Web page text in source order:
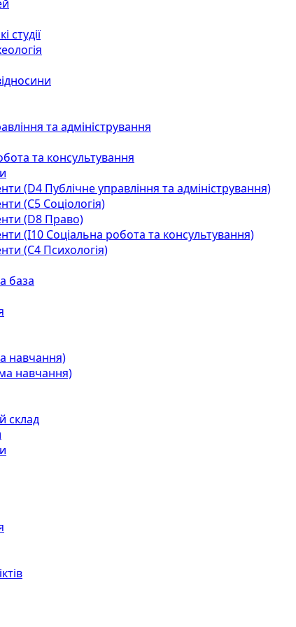
студії
та адміністрування
та консультування
(D4 Публічне управління та адміністрування)
(С5 Соціологія)
(D8 Право)
(I10 Соціальна робота та консультування)
(С4 Психологія)
база
навчання)
навчання)
склад